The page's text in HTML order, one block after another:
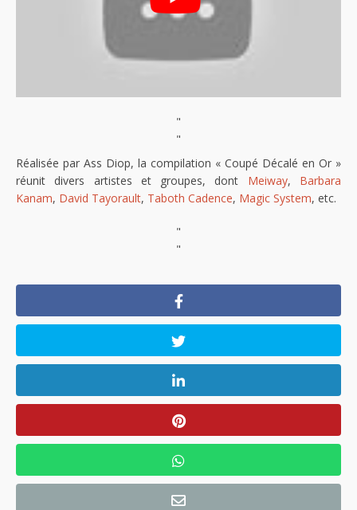
"
"
Réalisée par Ass Diop, la compilation « Coupé Décalé en Or »
réunit divers artistes et groupes, dont Meiway, Barbara
Kanam, David Tayorault, Taboth Cadence, Magic System, etc.
"
"